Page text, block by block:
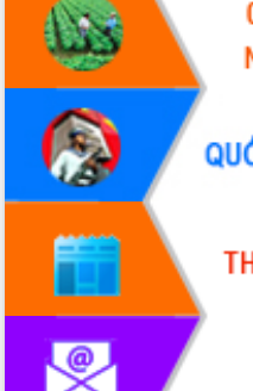
Thứ trưởng Bộ Y tế làm việc với tỉnh
Đắk Lắk về phát triển nhân lực y tế
cho trạm y tế cấp xã
Du lịch Đắk Lắk nâng tầm trải nghiệm
du khách thông qua Hệ thống cơ sở dữ
liệu và Bản đồ số
Tập huấn ứng dụng trí tuệ nhân tạo (AI)
trong thương mại điện tử năm 2026
Đoàn đại biểu Quốc hội tỉnh Đắk Lắk
trao đổi thông tin trước Kỳ họp thứ
nhất, Quốc hội khóa XVI
Quyết liệt cải cách hành chính, khơi
thông nguồn lực phát triển
Nâng cao hiệu lực, hiệu quả HĐND
tỉnh thông qua hiện đại hóa hành chính